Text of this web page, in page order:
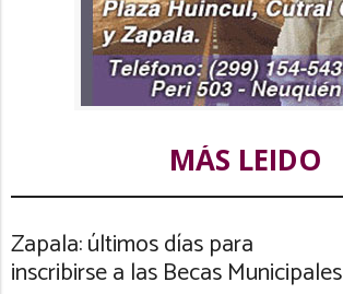
MÁS LEIDO
Zapala: últimos días para
inscribirse a las Becas Municipales